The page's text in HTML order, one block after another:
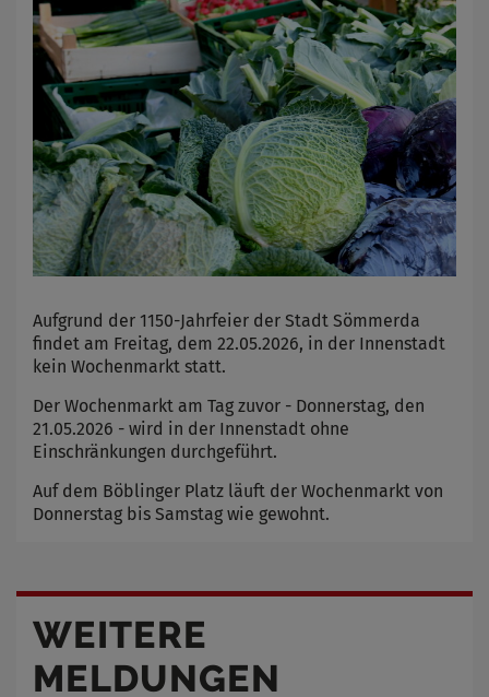
Aufgrund der 1150-Jahrfeier der Stadt Sömmerda
findet am Freitag, dem 22.05.2026, in der Innenstadt
kein Wochenmarkt statt.
Der Wochenmarkt am Tag zuvor - Donnerstag, den
21.05.2026 - wird in der Innenstadt ohne
Einschränkungen durchgeführt.
Auf dem Böblinger Platz läuft der Wochenmarkt von
Donnerstag bis Samstag wie gewohnt.
WEITERE
MELDUNGEN